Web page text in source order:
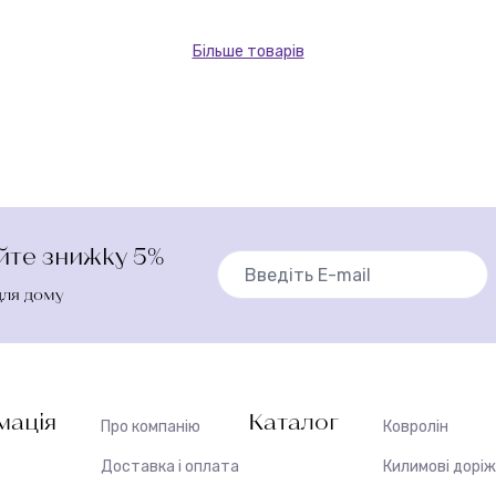
Більше товарів
знижку 5%
дому
Про компанію
Доставка і оплата
Каталог Ковролін
Килимові